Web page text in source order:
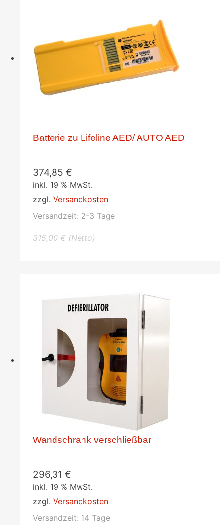
Batterie zu Lifeline AED/ AUTO AED
374,85 €
inkl. 19 % MwSt.
zzgl. Versandkosten
Versandzeit: 2-3 Tage
315,00 € (Netto)
Wandschrank verschließbar
296,31 €
inkl. 19 % MwSt.
zzgl. Versandkosten
Versandzeit: 14 Tage